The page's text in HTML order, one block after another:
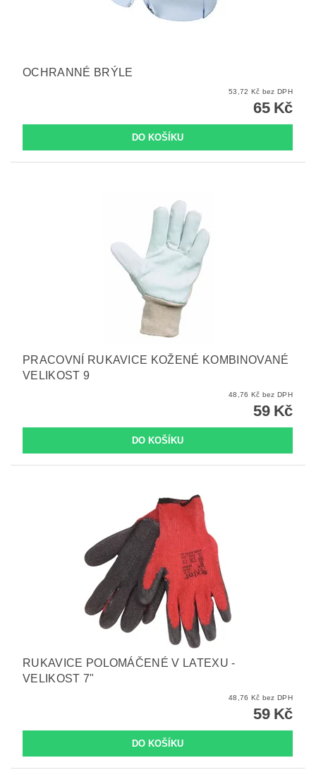
OCHRANNÉ BRÝLE
53,72 Kč bez DPH
65 Kč
PRACOVNÍ RUKAVICE KOŽENÉ KOMBINOVANÉ
VELIKOST 9
48,76 Kč bez DPH
59 Kč
RUKAVICE POLOMÁČENÉ V LATEXU -
VELIKOST 7"
48,76 Kč bez DPH
59 Kč